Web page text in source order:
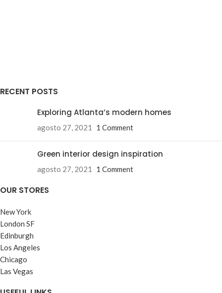
RECENT POSTS
Exploring Atlanta’s modern homes
agosto 27, 2021 1 Comment
Green interior design inspiration
agosto 27, 2021 1 Comment
OUR STORES
New York
London SF
Edinburgh
Los Angeles
Chicago
Las Vegas